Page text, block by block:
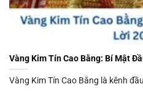
Vàng Kim Tín Cao Bằng: Bí Mật
Vàng Kim Tín Cao Bằng là kênh